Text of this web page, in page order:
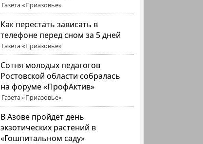
Газета «Приазовье»
Как перестать зависать в
телефоне перед сном за 5 дней
Газета «Приазовье»
Сотня молодых педагогов
Ростовской области собралась
на форуме «ПрофАктив»
Газета «Приазовье»
В Азове пройдет день
экзотических растений в
«Гошпитальном саду»